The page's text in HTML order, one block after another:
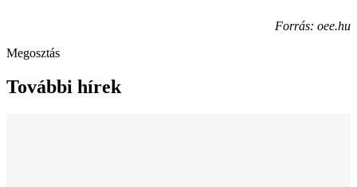
Forrás: oee.hu
Megosztás
További hírek